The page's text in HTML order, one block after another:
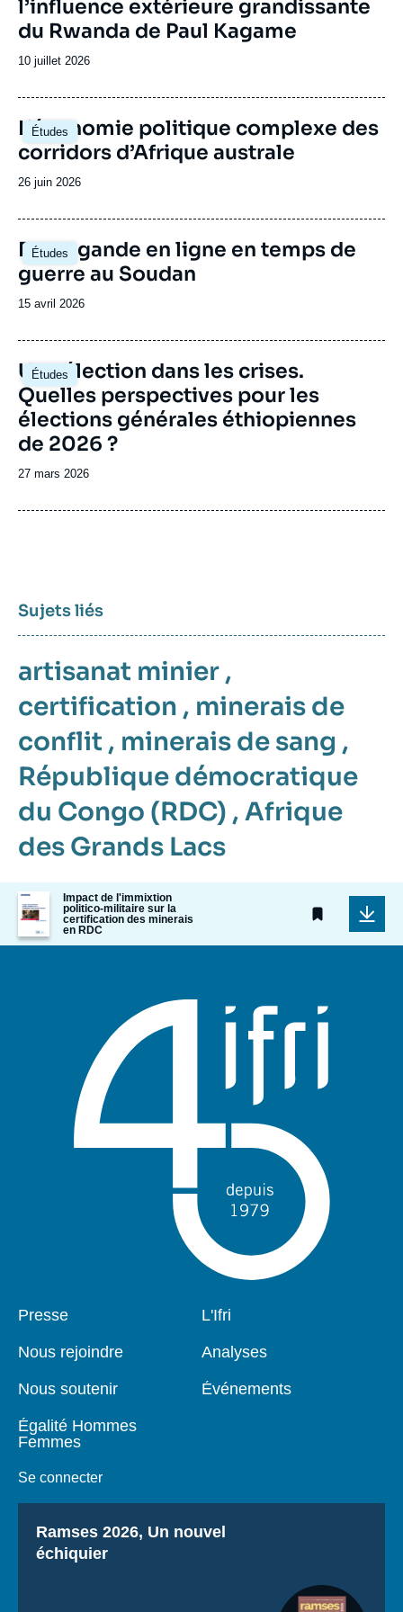
continent. Le Centre Afrique subsaharienne
accueille régulièrement des responsables
politiques de différents pays d’Afrique
l’influence extérieure grandissante
du Rwanda de Paul Kagame
Date
publication
10 juillet 2026
Études
Image
principale
L’économie politique complexe des
corridors d’Afrique australe
Date
publication
26 juin 2026
Études
Image
principale
Propagande en ligne en temps de
guerre au Soudan
Date
publication
15 avril 2026
Études
Image
principale
Une élection dans les crises.
Quelles perspectives pour les
élections générales éthiopiennes
de 2026 ?
Date
publication
27 mars 2026
Sujets liés
artisanat minier ,
certification , minerais de
conflit , minerais de sang ,
République démocratique
du Congo (RDC) , Afrique
des Grands Lacs
Image
de
couverture
de
Impact de l'immixtion
politico-militaire sur la
certification des minerais
en RDC
Pied
Presse
Nous rejoindre
Nous soutenir
Égalité Hommes
Femmes
Se connecter
Navigation
L'Ifri
Analyses
Événements
Titre
Ramses 2026, Un nouvel
échiquier